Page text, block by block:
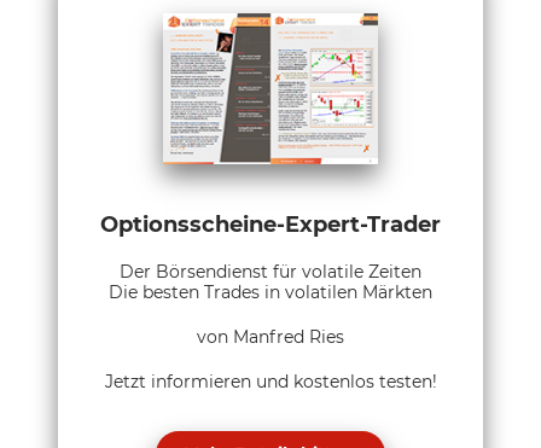
Optionsscheine-Expert-Trader
Der Börsendienst für volatile Zeiten
Die besten Trades in volatilen Märkten
von Manfred Ries
Jetzt informieren und kostenlos testen!